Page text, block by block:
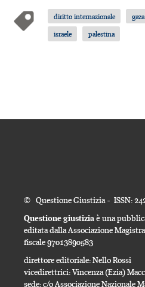
diritto internazionale gaza
israele
palestina
© Questione Giustizia - ISSN:
Questione giustiziaè una
editata dalla Associazione
fiscale 97013890583
direttore editoriale: Nello Rossi
vicedirettrici: Vincenza (Ezia)
sede: c/o Associazione Nazionale